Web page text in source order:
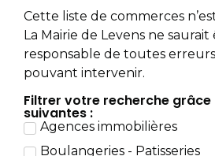
Cette liste de commerces
La Mairie de Levens ne
responsable de toutes
pouvant intervenir.
Filtrer votre recherche
suivantes :
Agences immobilières
Boulangeries - Patisseries